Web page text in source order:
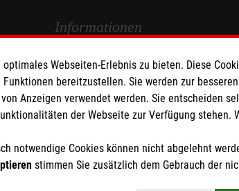
Informationen
Kontakt
Pressestelle
Webseiten-Erlebnis zu bieten. Diese
bereitzustellen. Sie werden zur
Anzeigen verwendet werden. Sie entscheiden
der Webseite zur Verfügung
notwendige Cookies können nicht abgelehnt
stimmen Sie zusätzlich dem Gebrauch der